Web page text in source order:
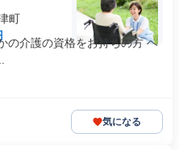
町
の介護の資格をお持ちの方 ヘ
気になる